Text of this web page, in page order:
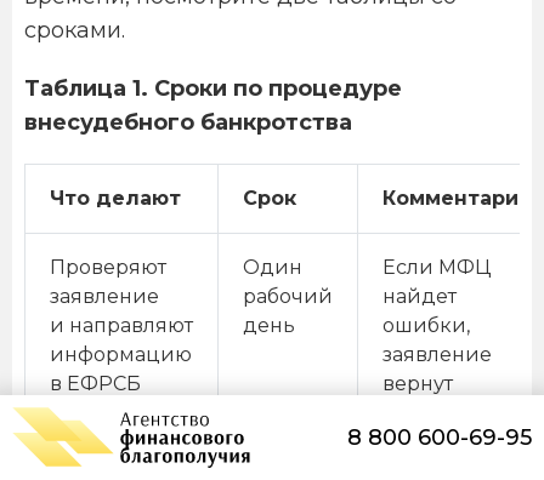
сроками.
Таблица 1. Сроки по процедуре
внесудебного банкротства
Что делают Срок Комментарии
Проверяют
заявление
и направляют
информацию
в ЕФРСБ
Один
рабочий
день
Если МФЦ
найдет
ошибки,
заявление
вернут
течение трех
8 800 600-69-95